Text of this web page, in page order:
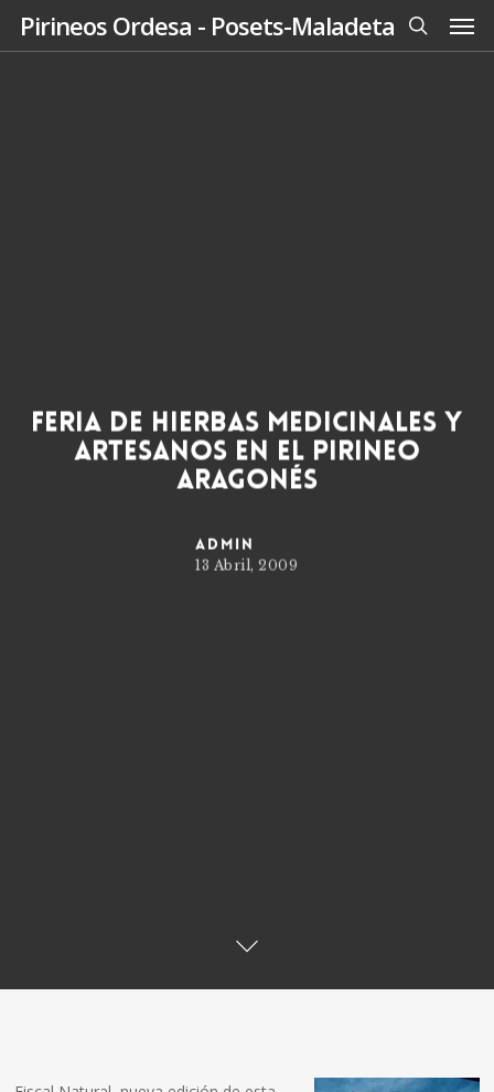
SkipPirineos Ordesa - Posets-Maladeta
search
Feria de Hierbas Medicinales y
Artesanos en el Pirineo
Aragonés
admin
13 Abril, 2009